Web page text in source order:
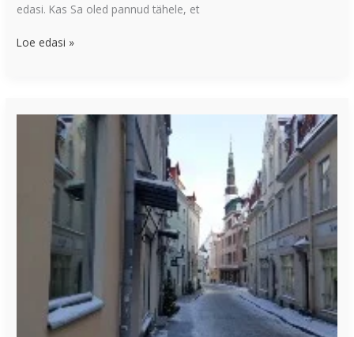
edasi. Kas Sa oled pannud tähele, et
Loe edasi »
raamatuid